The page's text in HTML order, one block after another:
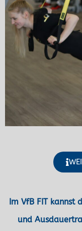
Im VfB FIT
und